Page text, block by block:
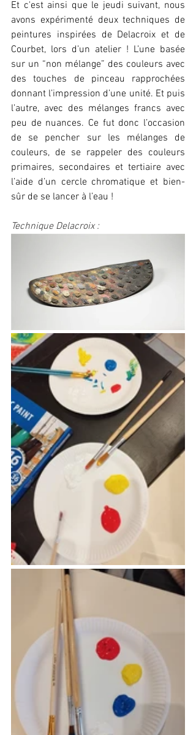
Et c'est ainsi que le jeudi suivant, nous
avons expérimenté deux techniques de
peintures inspirées de Delacroix et de
Courbet, lors d’un atelier ! L’une basée
sur un “non mélange” des couleurs avec
des touches de pinceau rapprochées
donnant l’impression d’une unité. Et puis
l’autre, avec des mélanges francs avec
peu de nuances. Ce fut donc l’occasion
de se pencher sur les mélanges de
couleurs, de se rappeler des couleurs
primaires, secondaires et tertiaire avec
l’aide d’un cercle chromatique et bien-
sûr de se lancer à l’eau !
Technique Delacroix :